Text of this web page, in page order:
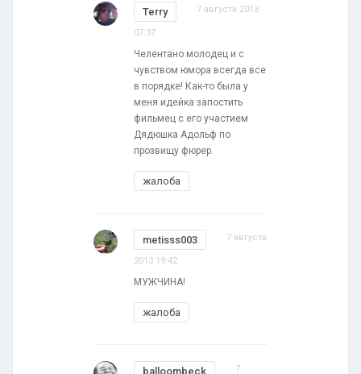
Terry 7 августа 2013
07:37
Челентано молодец и с
чувством юмора всегда все
в порядке! Как-то была у
меня идейка запостить
фильмец с его участием
Дядюшка Адольф по
прозвищу фюрер.
жалоба
metisss003 7 августа
2013 19:42
МУЖЧИНА!
жалоба
balloombeck 7